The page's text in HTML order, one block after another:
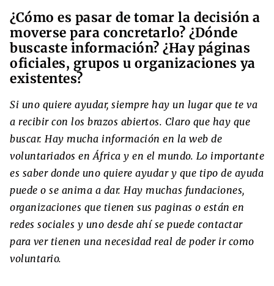
¿Cómo es pasar de tomar la decisión a
moverse para concretarlo? ¿Dónde
buscaste información? ¿Hay páginas
oficiales, grupos u organizaciones ya
existentes?
Si uno quiere ayudar, siempre hay un lugar que te va
a recibir con los brazos abiertos. Claro que hay que
buscar. Hay mucha información en la web de
voluntariados en África y en el mundo. Lo importante
es saber donde uno quiere ayudar y que tipo de ayuda
puede o se anima a dar. Hay muchas fundaciones,
organizaciones que tienen sus paginas o están en
redes sociales y uno desde ahí se puede contactar
para ver tienen una necesidad real de poder ir como
voluntario.